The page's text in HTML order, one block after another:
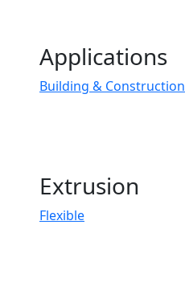
Applications
Building & Construction
Extrusion
Flexible